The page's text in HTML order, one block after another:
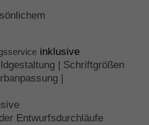
inklusive
| Schriftgrößen
|
Entwurfsdurchläufe